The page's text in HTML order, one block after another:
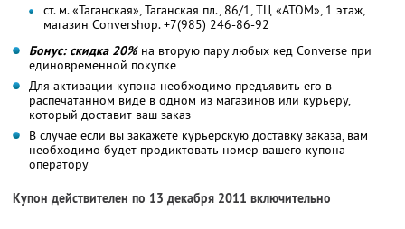
ст. м. «Таганская», Таганская пл., 86/1, ТЦ «АТОМ», 1 этаж,
магазин Convershop. +7(985) 246-86-92
Бонус: скидка 20%на вторую пару любых кед Converse при
единовременной покупке
Для активации купона необходимо предъявить его в
распечатанном виде в одном из магазинов или курьеру,
который доставит ваш заказ
В случае если вы закажете курьерскую доставку заказа, вам
необходимо будет продиктовать номер вашего купона
оператору
Купон действителен по 13 декабря 2011 включительно